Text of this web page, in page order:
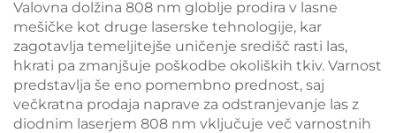
Valovna dolžina 808 nm globlje prodira v lasne
mešičke kot druge laserske tehnologije, kar
zagotavlja temeljitejše uničenje središč rasti las,
hkrati pa zmanjšuje poškodbe okoliških tkiv. Varnost
predstavlja še eno pomembno prednost, saj
večkratna prodaja naprave za odstranjevanje las z
diodnim laserjem 808 nm vključuje več varnostnih